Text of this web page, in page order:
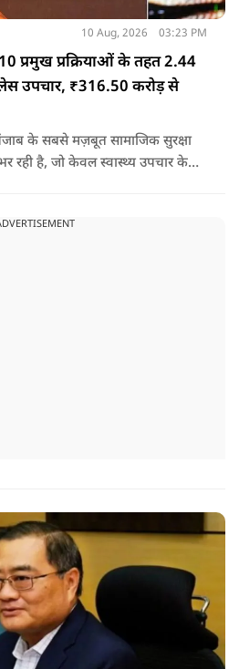
10 Aug, 2026 03:23 PM
प्रमुख प्रक्रियाओं के तहत 2.44
उपचार, ₹316.50 करोड़ से
के सबसे मज़बूत सामाजिक सुरक्षा
रही है, जो केवल स्वास्थ्य उपचार के